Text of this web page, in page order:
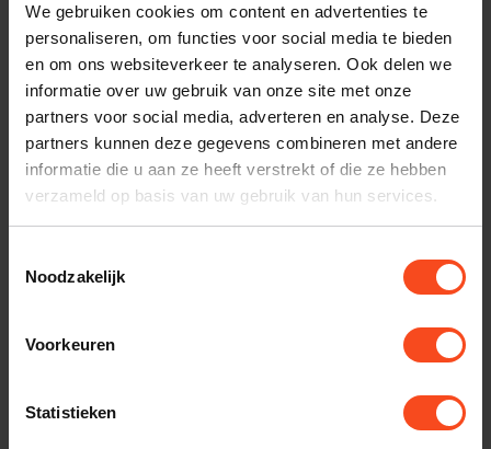
We gebruiken cookies om content en advertenties te
personaliseren, om functies voor social media te bieden
en om ons websiteverkeer te analyseren. Ook delen we
informatie over uw gebruik van onze site met onze
partners voor social media, adverteren en analyse. Deze
partners kunnen deze gegevens combineren met andere
informatie die u aan ze heeft verstrekt of die ze hebben
verzameld op basis van uw gebruik van hun services.
Noodzakelijk
Voorkeuren
Statistieken
Productomschrijving
Reviews
Gerelateerde producten
KEF
KEF LSX P1 Desk Pad
KEF LSX S1 Floorstand €375,00